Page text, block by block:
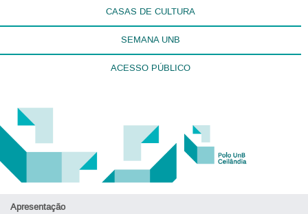
CASAS DE CULTURA
SEMANA UNB
ACESSO PÚBLICO
Apresentação